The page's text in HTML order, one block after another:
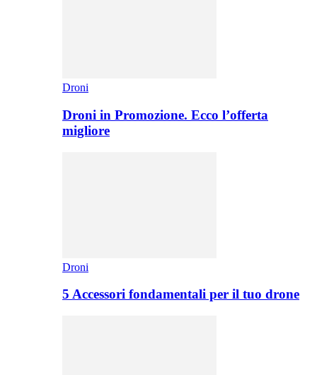
Droni
Droni in Promozione. Ecco l’offerta
migliore
Droni
5 Accessori fondamentali per il tuo drone